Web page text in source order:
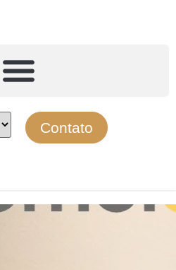
Contato